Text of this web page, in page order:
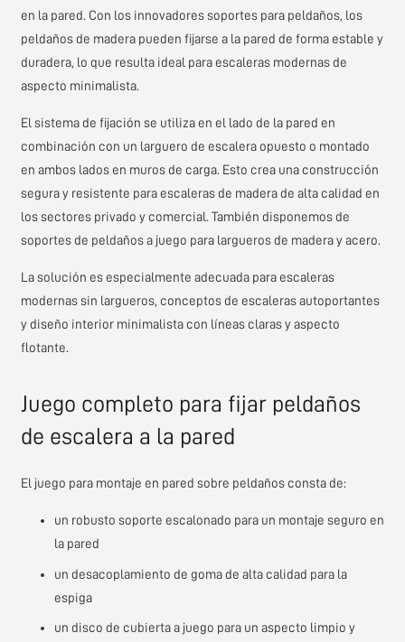
en la pared. Con los innovadores soportes para peldaños, los
peldaños de madera pueden fijarse a la pared de forma estable y
duradera, lo que resulta ideal para escaleras modernas de
aspecto minimalista.
El sistema de fijación se utiliza en el lado de la pared en
combinación con un larguero de escalera opuesto o montado
en ambos lados en muros de carga. Esto crea una construcción
segura y resistente para escaleras de madera de alta calidad en
los sectores privado y comercial. También disponemos de
soportes de peldaños a juego para largueros de madera y acero.
La solución es especialmente adecuada para escaleras
modernas sin largueros, conceptos de escaleras autoportantes
y diseño interior minimalista con líneas claras y aspecto
flotante.
Juego completo para fijar peldaños
de escalera a la pared
El juego para montaje en pared sobre peldaños consta de:
un robusto soporte escalonado para un montaje seguro en
la pared
un desacoplamiento de goma de alta calidad para la
espiga
un disco de cubierta a juego para un aspecto limpio y